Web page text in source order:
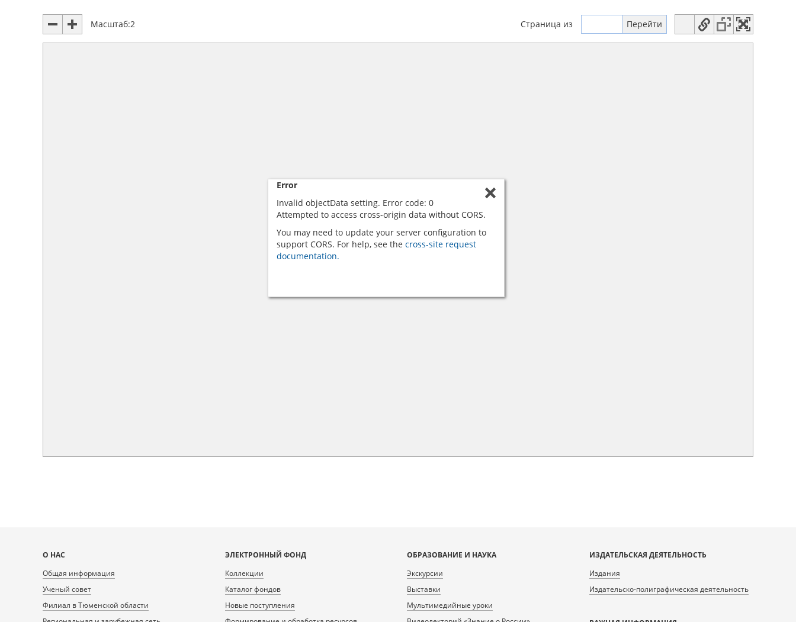
Масштаб:2 Страница из
Error
Invalid objectData setting. Error code: 0
Attempted to access cross-origin data without CORS.
You may need to update your server configuration to
support CORS. For help, see the cross-site request
documentation.
Карта
сайта
О НАС
Общая информация
Ученый совет
Филиал в Тюменской области
ЭЛЕКТРОННЫЙ ФОНД
Коллекции
Каталог фондов
Новые поступления
ОБРАЗОВАНИЕ И НАУКА
Экскурсии
Выставки
Мультимедийные уроки
ИЗДАТЕЛЬСКАЯ ДЕЯТЕЛЬНОСТЬ
Издания
Издательско-полиграфическая деятельность